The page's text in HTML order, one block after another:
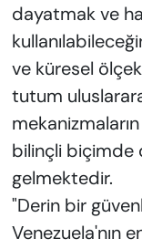
dayatmak ve
ve küresel
tutum
bilinçli biçimde
gelmektedir.
"Derin bir
Venezuela'nın